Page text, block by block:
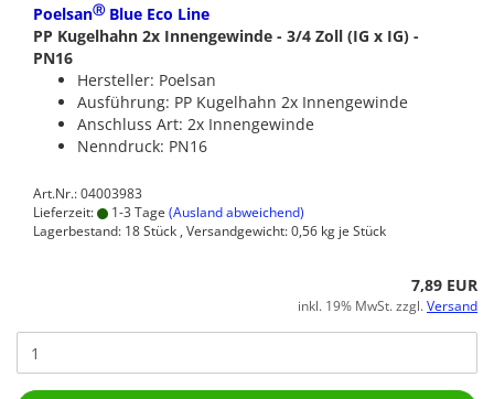
PoelsanⓇ Blue Eco Line
PP Kugelhahn 2x Innengewinde - 3/4 Zoll (IG x IG) -
PN16
Hersteller: Poelsan
Ausführung: PP Kugelhahn 2x Innengewinde
Anschluss Art: 2x Innengewinde
Nenndruck: PN16
Art.Nr.: 04003983
Lieferzeit:
1-3 Tage (Ausland abweichend)
Lagerbestand: 18 Stück , Versandgewicht:0,56 kg je Stück
7,89 EUR
inkl. 19% MwSt. zzgl.Versand